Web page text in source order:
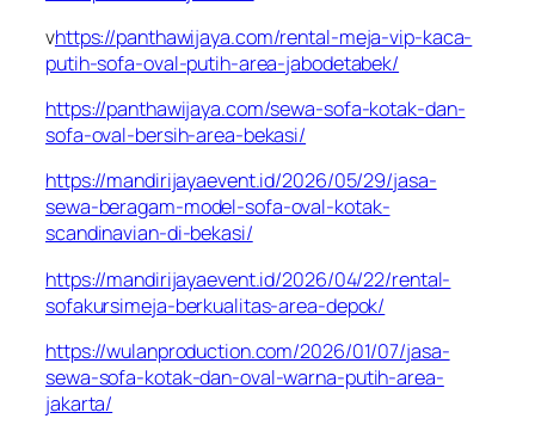
vhttps://panthawijaya.com/rental-meja-vip-kaca-
putih-sofa-oval-putih-area-jabodetabek/
https://panthawijaya.com/sewa-sofa-kotak-dan-
sofa-oval-bersih-area-bekasi/
https://mandirijayaevent.id/2026/05/29/jasa-
sewa-beragam-model-sofa-oval-kotak-
scandinavian-di-bekasi/
https://mandirijayaevent.id/2026/04/22/rental-
sofakursimeja-berkualitas-area-depok/
https://wulanproduction.com/2026/01/07/jasa-
sewa-sofa-kotak-dan-oval-warna-putih-area-
jakarta/